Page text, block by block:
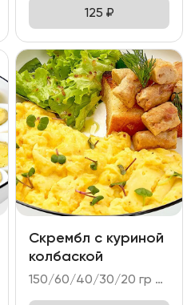
125 ₽
Скрембл с куриной
колбаской
150/60/40/30/20 гр Состав: - яйцо куриное (3 шт); - колбаска куриная; - тартин пшеничный; - намазка из печеного перца; - микс салата.